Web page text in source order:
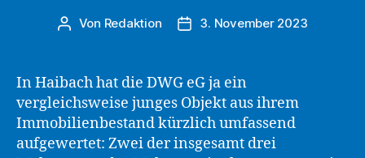
Beitragsautor
Von Redaktion Beitragsdatum
3. November 2023
In Haibach hat die DWG eG ja ein
vergleichsweise junges Objekt aus ihrem
Immobilienbestand kürzlich umfassend
aufgewertet: Zwei der insgesamt drei